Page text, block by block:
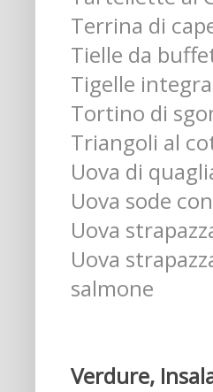
Terrina di
Tielle da
Tigelle
Tortino di
Triangoli al
Uova di
Uova sode
Uova
Uova
salmone
Verdure,